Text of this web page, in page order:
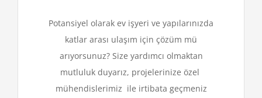
Potansiyel olarak ev işyeri ve yapılarınızda
katlar arası ulaşım için çözüm mü
arıyorsunuz? Size yardımcı olmaktan
mutluluk duyarız, projelerinize özel
mühendislerimiz ile irtibata geçmeniz